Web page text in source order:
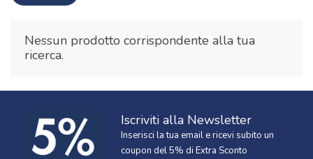
Nessun prodotto corrispondente alla tua
ricerca.
Iscriviti alla Newsletter
Inserisci la tua email e ricevi subito un
coupon del 5% di Extra Sconto